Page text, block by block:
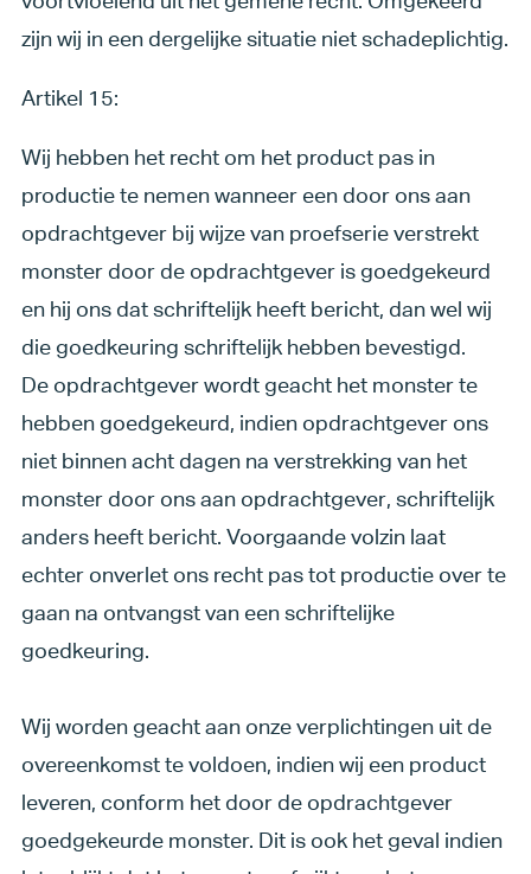
zijn wij in een dergelijke situatie niet schadeplichtig.
Artikel 15:
Wij hebben het recht om het product pas in
productie te nemen wanneer een door ons aan
opdrachtgever bij wijze van proefserie verstrekt
monster door de opdrachtgever is goedgekeurd
en hij ons dat schriftelijk heeft bericht, dan wel wij
die goedkeuring schriftelijk hebben bevestigd.
De opdrachtgever wordt geacht het monster te
hebben goedgekeurd, indien opdrachtgever ons
niet binnen acht dagen na verstrekking van het
monster door ons aan opdrachtgever, schriftelijk
anders heeft bericht. Voorgaande volzin laat
echter onverlet ons recht pas tot productie over te
gaan na ontvangst van een schriftelijke
goedkeuring.
Wij worden geacht aan onze verplichtingen uit de
overeenkomst te voldoen, indien wij een product
leveren, conform het door de opdrachtgever
goedgekeurde monster. Dit is ook het geval indien